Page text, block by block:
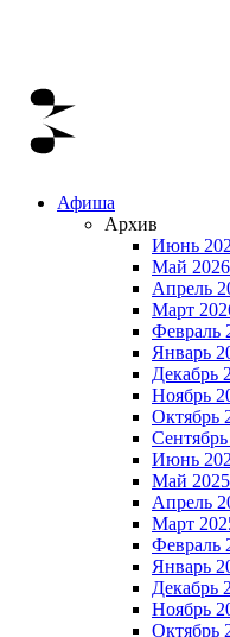
Афиша
Архив
Июнь
Май 2026
Апрель
Март
Февраль
Январь
Декабрь
Ноябрь
Октябрь
Июнь
Май 2025
Апрель
Март
Февраль
Январь
Декабрь
Ноябрь
Октябрь